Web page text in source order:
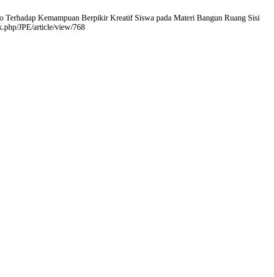
Kemampuan Berpikir Kreatif Siswa pada Materi Bangun Ruang Sisi
JPE/article/view/768